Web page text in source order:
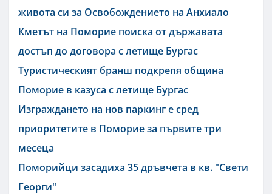
живота си за Освобождението на Анхиало
Кметът на Поморие поиска от държавата
достъп до договора с летище Бургас
Туристическият бранш подкрепя община
Поморие в казуса с летище Бургас
Изграждането на нов паркинг е сред
приоритетите в Поморие за първите три
месеца
Поморийци засадиха 35 дръвчета в кв. "Свети
Георги"